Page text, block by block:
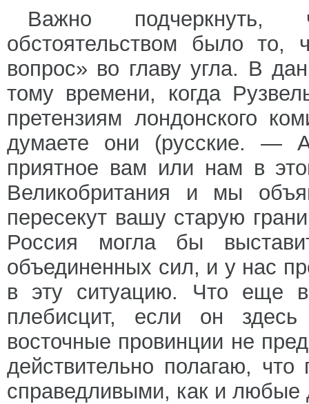
Важно подчеркнуть,
обстоятельством было то,
вопрос» во главу угла. В
тому времени, когда
претензиям лондонского
думаете они (русские. —
приятное вам или нам в
Великобритания и мы
пересекут вашу старую
Россия могла бы
объединенных сил, и у нас
в эту ситуацию. Что еще
плебисцит, если он
восточные провинции не
действительно полагаю,
справедливыми, как и любые